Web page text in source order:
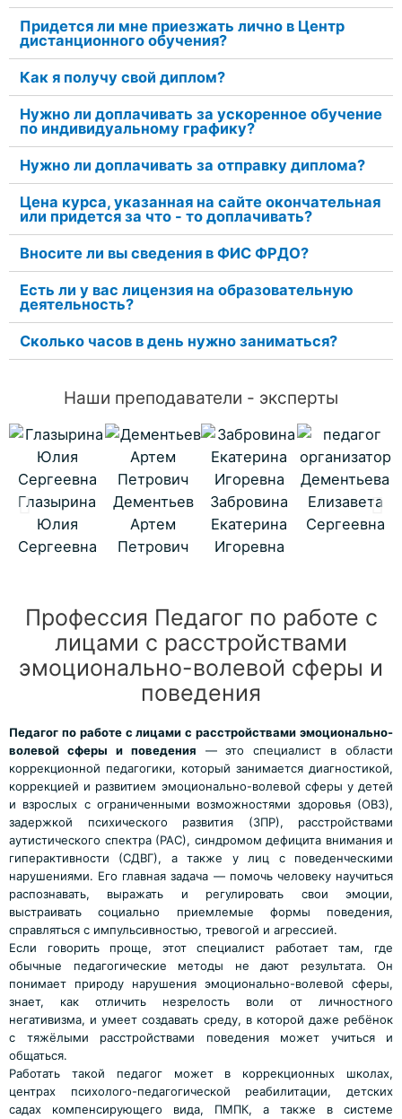
Придется ли мне приезжать лично в Центр
дистанционного обучения?
Как я получу свой диплом?
Нужно ли доплачивать за ускоренное обучение
по индивидуальному графику?
Нужно ли доплачивать за отправку диплома?
Цена курса, указанная на сайте окончательная
или придется за что - то доплачивать?
Вносите ли вы сведения в ФИС ФРДО?
Есть ли у вас лицензия на образовательную
деятельность?
Сколько часов в день нужно заниматься?
Наши преподаватели - эксперты
Глазырина
Юлия
Сергеевна
Дементьев
Артем
Петрович
Забровина
Екатерина
Игоревна
Дементьева
Елизавета
Сергеевна
Профессия Педагог по работе с
лицами с расстройствами
эмоционально-волевой сферы и
поведения
Педагог по работе с лицами с расстройствами эмоционально-
волевой сферы и поведения — это специалист в области
коррекционной педагогики, который занимается диагностикой,
коррекцией и развитием эмоционально-волевой сферы у детей
и взрослых с ограниченными возможностями здоровья (ОВЗ),
задержкой психического развития (ЗПР), расстройствами
аутистического спектра (РАС), синдромом дефицита внимания и
гиперактивности (СДВГ), а также у лиц с поведенческими
нарушениями. Его главная задача — помочь человеку научиться
распознавать, выражать и регулировать свои эмоции,
выстраивать социально приемлемые формы поведения,
справляться с импульсивностью, тревогой и агрессией.
Если говорить проще, этот специалист работает там, где
обычные педагогические методы не дают результата. Он
понимает природу нарушения эмоционально-волевой сферы,
знает, как отличить незрелость воли от личностного
негативизма, и умеет создавать среду, в которой даже ребёнок
с тяжёлыми расстройствами поведения может учиться и
общаться.
Работать такой педагог может в коррекционных школах,
центрах психолого-педагогической реабилитации, детских
садах компенсирующего вида, ПМПК, а также в системе